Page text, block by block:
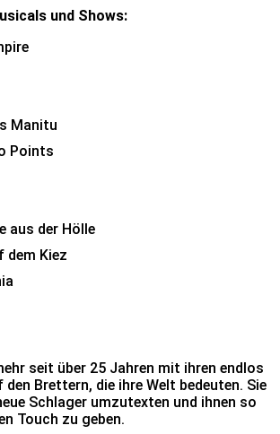
und Shows:
Manitu
Points
aus der Hölle
dem Kiez
seit über 25 Jahren mit ihren endlos
den Brettern, die ihre Welt bedeuten. Sie
Schlager umzutexten und ihnen so
Touch zu geben.